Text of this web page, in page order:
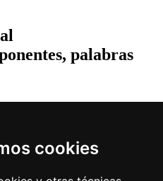
cookies
palabras
algodón en chino